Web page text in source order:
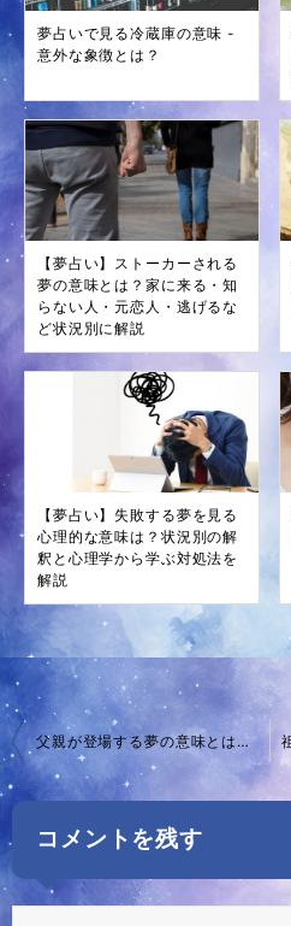
夢占いで見る冷蔵庫の意味 -
意外な象徴とは？
【夢占い】ストーカーされる
夢の意味とは？家に来る・知
らない人・元恋人・逃げるな
ど状況別に解説
【夢占い】失敗する夢を見る
心理的な意味は？状況別の解
釈と心理学から学ぶ対処法を
解説
投
稿
ゲ
父親が登場する夢の意味とは？心理状態や人間関係を反映する10のメッセージを徹底解説
コメントを残す